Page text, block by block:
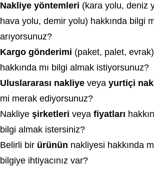
Nakliye yöntemleri (kara yolu, deniz
hava yolu, demir yolu) hakkında bilgi
arıyorsunuz?
Kargo gönderimi (paket, palet, evrak)
hakkında mı bilgi almak istiyorsunuz?
Uluslararası nakliye veya yurtiçi
mi merak ediyorsunuz?
Nakliye şirketleri veya fiyatları
bilgi almak istersiniz?
Belirli bir ürünün nakliyesi hakkında
bilgiye ihtiyacınız var?